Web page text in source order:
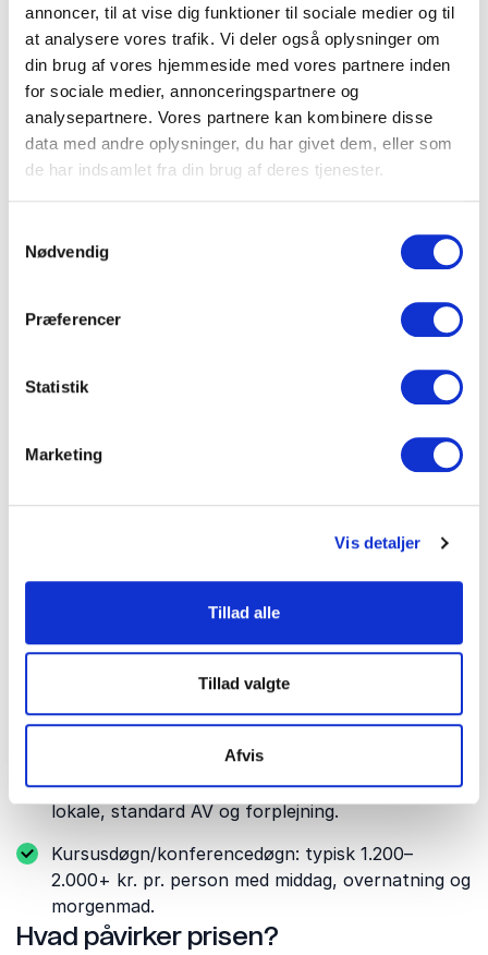
annoncer, til at vise dig funktioner til sociale medier og til
at analysere vores trafik. Vi deler også oplysninger om
din brug af vores hjemmeside med vores partnere inden
for sociale medier, annonceringspartnere og
analysepartnere. Vores partnere kan kombinere disse
data med andre oplysninger, du har givet dem, eller som
de har indsamlet fra din brug af deres tjenester.
Nødvendig
Præferencer
Statistik
Marketing
Vis detaljer
Tillad alle
Tillad valgte
Afvis
netværksforbindelser, så du kan skifte mellem oplæg,
gruppearbejde og paneler uden tekniske flaskehalse.
Mødesteder i Danmark arbejder ofte med klare
pakker: dagsmøde, kursusdøgn (med overnatning) og
1½-døgn. Offentlige prislister viser, at dagsmøder ofte
inkluderer lokale, forplejning og standard AV, mens
døgnpakker lægger middag og morgenmad oveni – en
transport & adgang
Kolding Station ligger centralt på landsdækkende
InterCity) og Aarhus–Kolding ca. 1:17 (InterCity/IC Lyn
med skift); Odense–Kolding ca. 37–43 min. på de
hurtigste afgange. Ankommer du fra udlandet, er
166 forbinder Kolding og lufthavnen i ca. 55–60
minutter. I bil er adgangen enkel via E45/E20, hvor
strækningen ved Kolding er under udbygning for at
Budget & prisniveau i praksis
På tværs af offentligt tilgængelige prislister i
Dagsmøde: typisk 400–800 kr. pr. person inkl.
lokale, standard AV og forplejning.
Kursusdøgn/konferencedøgn: typisk 1.200–
2.000+ kr. pr. person med middag, overnatning og
morgenmad.
Hvad påvirker prisen?